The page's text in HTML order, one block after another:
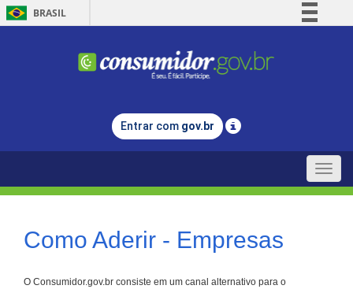
BRASIL
Comunica BR
Legislação
Entrar com gov.br
Toggle
Como Aderir - Empresas
O Consumidor.gov.br consiste em um canal alternativo para o